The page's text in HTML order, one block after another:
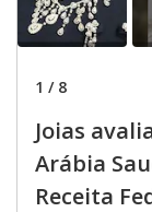
1 / 8
Joias
Arábia
Receita